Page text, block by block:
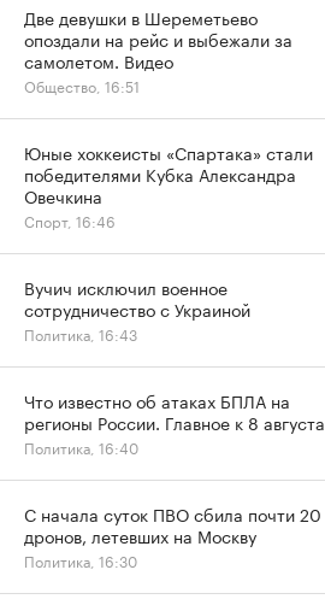
Две девушки в Шереметьево
опоздали на рейс и выбежали за
самолетом. Видео
Общество, 16:51
Юные хоккеисты «Спартака» стали
победителями Кубка Александра
Овечкина
Спорт, 16:46
Вучич исключил военное
сотрудничество с Украиной
Политика, 16:43
Что известно об атаках БПЛА на
регионы России. Главное к 8 августа
Политика, 16:40
С начала суток ПВО сбила почти 20
дронов, летевших на Москву
Политика, 16:30